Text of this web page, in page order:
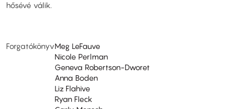
hősévé válik.
ForgatókönyvMeg LeFauve
Nicole Perlman
Geneva Robertson-Dworet
Anna Boden
Liz Flahive
Ryan Fleck